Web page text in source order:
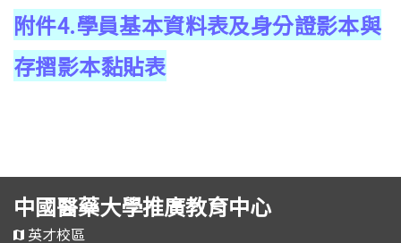
附件4.學員基本資料表及身分證影本與
存摺影本黏貼表
中國醫藥大學推廣教育中心
英才校區